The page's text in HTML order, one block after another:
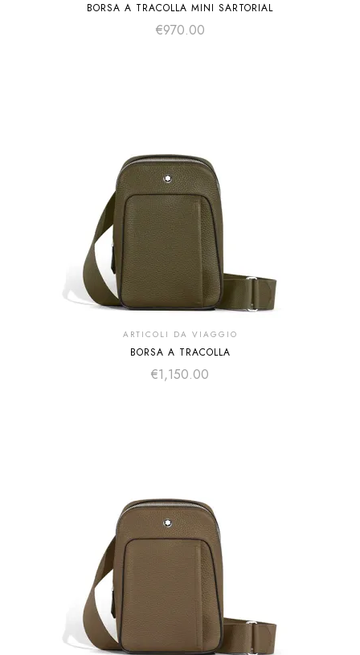
BORSA A TRACOLLA MINI SARTORIAL
€970.00
ARTICOLI DA VIAGGIO
BORSA A TRACOLLA
€1,150.00